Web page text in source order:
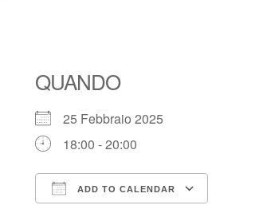
QUANDO
25 Febbraio 2025
18:00 - 20:00
ADD TO CALENDAR